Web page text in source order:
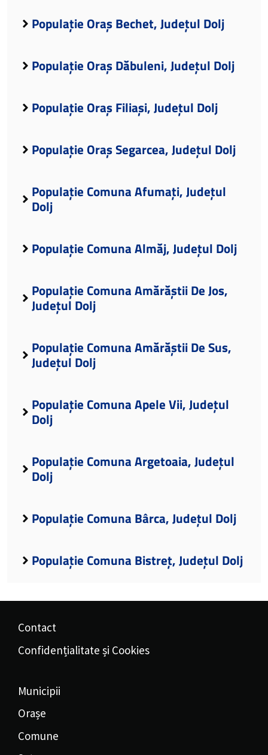
Populație Oraș Bechet, Județul Dolj
Populație Oraș Dăbuleni, Județul Dolj
Populație Oraș Filiași, Județul Dolj
Populație Oraș Segarcea, Județul Dolj
Populație Comuna Afumați, Județul
Dolj
Populație Comuna Almăj, Județul Dolj
Populație Comuna Amărăștii De Jos,
Județul Dolj
Populație Comuna Amărăștii De Sus,
Județul Dolj
Populație Comuna Apele Vii, Județul
Dolj
Populație Comuna Argetoaia, Județul
Dolj
Populație Comuna Bârca, Județul Dolj
Populație Comuna Bistreț, Județul Dolj
Contact
Confidențialitate și Cookies
Municipii
Orașe
Comune